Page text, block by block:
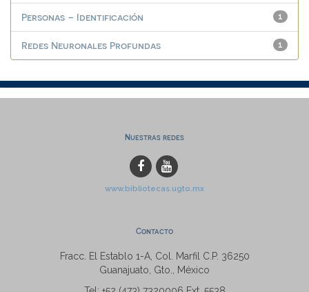
1
Personas – Identificación
1
Redes Neuronales Profundas
Nuestras redes
www.bibliotecas.ugto.mx
Contacto
Fracc. El Establo 1-A, Col. Marfil C.P. 36250
Guanajuato, Gto., México